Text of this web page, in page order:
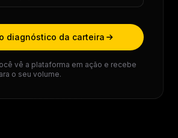
diagnóstico da carteira
vê a plataforma em ação e recebe
o seu volume.